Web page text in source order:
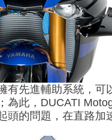
有先進輔助系統，
為此，DUCATI
頭的問題，在直路加